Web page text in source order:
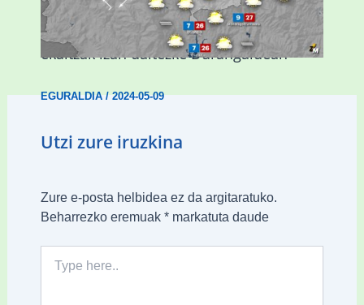
Asteburuan 25 gradu baino gehiago eta
ekaitzak izan daitezke Durangaldean
EGURALDIA/2024-05-09
Utzi zure iruzkina
Zure e-posta helbidea ez da argitaratuko.
Beharrezko eremuak *markatuta daude
here..